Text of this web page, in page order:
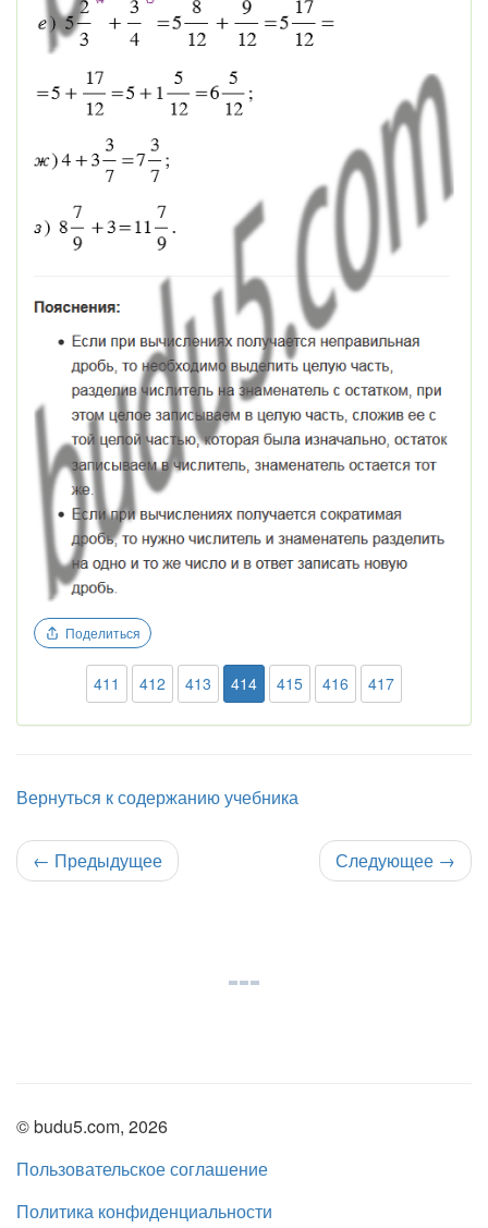
Поделиться
411 412 413 414 415 416 417
Вернуться к содержанию учебника
← Предыдущее Следующее →
© budu5.com, 2026
Пользовательское соглашение
Политика конфиденциальности